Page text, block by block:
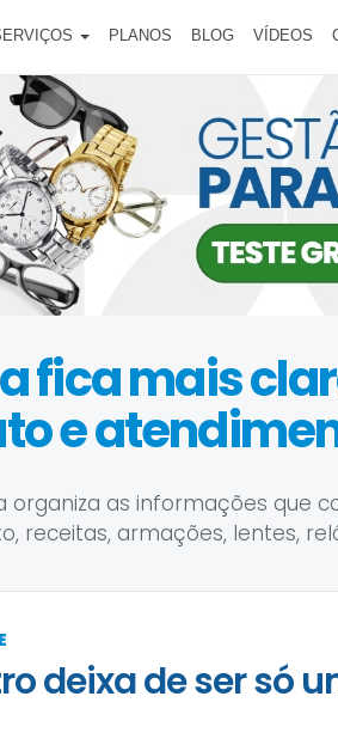
PLANOS BLOG VÍDEOS
fica mais
e
organiza as informações que
receitas, armações, lentes,
deixa de ser só